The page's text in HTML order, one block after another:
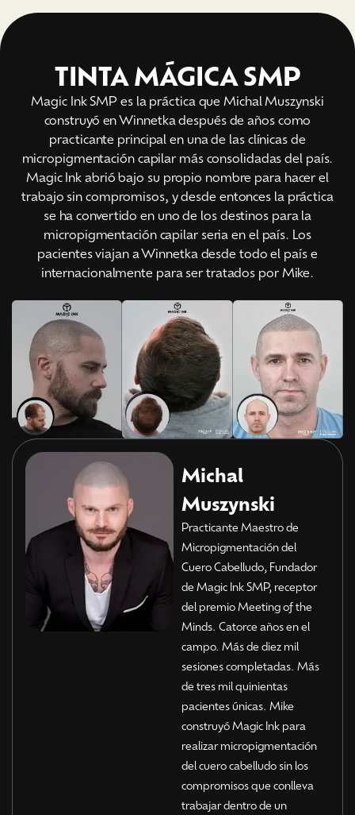
TINTA MÁGICA SMP
Magic Ink SMP es la práctica que Michal Muszynski
construyó en Winnetka después de años como
practicante principal en una de las clínicas de
micropigmentación capilar más consolidadas del país.
Magic Ink abrió bajo su propio nombre para hacer el
trabajo sin compromisos, y desde entonces la práctica
se ha convertido en uno de los destinos para la
micropigmentación capilar seria en el país. Los
pacientes viajan a Winnetka desde todo el país e
internacionalmente para ser tratados por Mike.
Michal
Muszynski
Practicante Maestro de
Micropigmentación del
Cuero Cabelludo, Fundador
de Magic Ink SMP, receptor
del premio Meeting of the
Minds. Catorce años en el
campo. Más de diez mil
sesiones completadas. Más
de tres mil quinientas
pacientes únicas. Mike
construyó Magic Ink para
realizar micropigmentación
del cuero cabelludo sin los
compromisos que conlleva
trabajar dentro de un